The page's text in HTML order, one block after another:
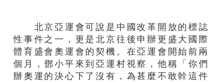
北京亞運會可說是中國改革開放的標誌
性事件之一，更是北京往後申辦更盛大國際
體育盛會奧運會的契機。在亞運會開始前兩
個月，鄧小平來到亞運村視察，他稱「你們
辦奧運的決心下了沒有，為甚麼不敢幹這件